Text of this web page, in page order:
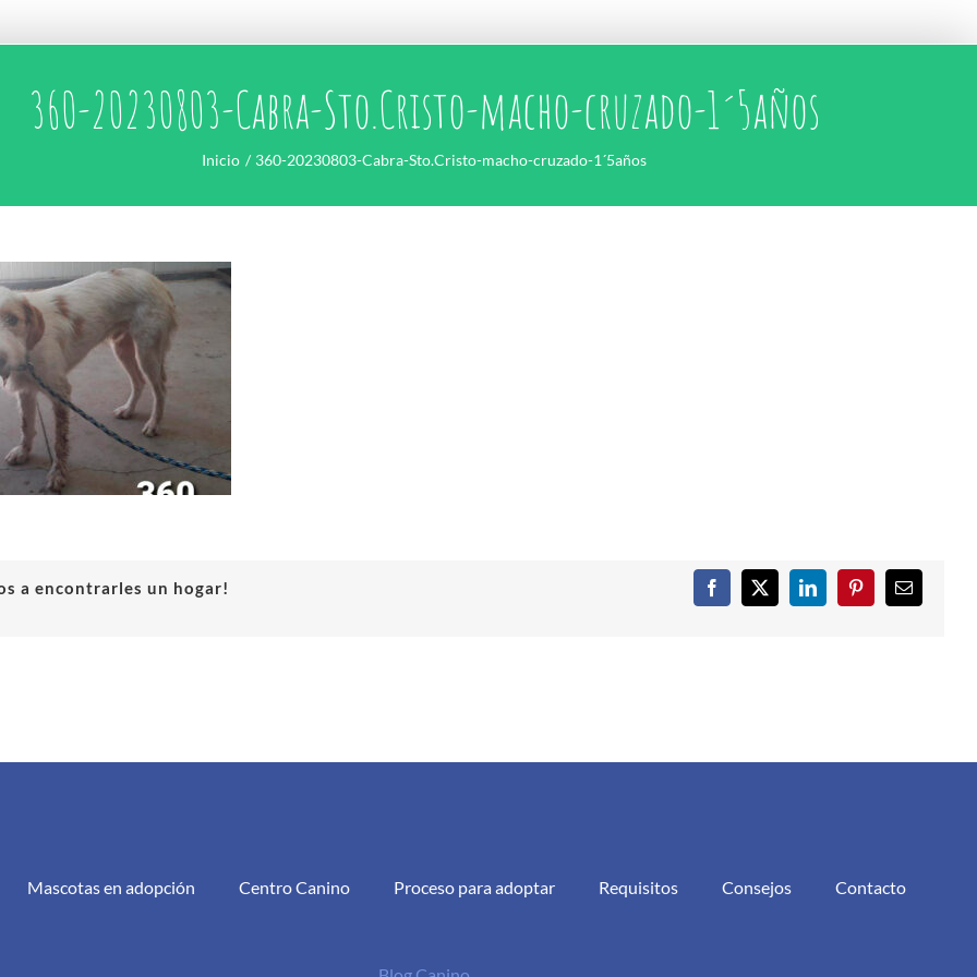
360-20230803-Cabra-Sto.Cristo-macho-cruzado-1´5años
Inicio 360-20230803-Cabra-Sto.Cristo-macho-cruzado-1´5años
a encontrarles un hogar! Facebook
X LinkedInPinterestCorreo
electrónico
Mascotas en adopción Centro Canino Proceso para adoptar Requisitos Consejos Contacto